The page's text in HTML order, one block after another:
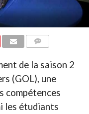
de la saison 2
(GOL), une
compétences
les étudiants